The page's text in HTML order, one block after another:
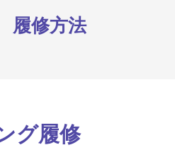
履修方法
グ履修